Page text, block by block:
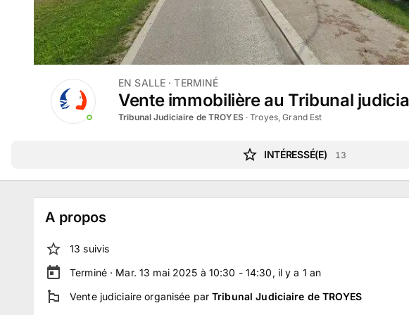
EN SALLE · TERMINÉ
Vente immobilière au Tribunal
Tribunal Judiciaire de TROYES·Troyes, Grand Est
INTÉRESSÉ(E) 13
A propos
13 suivis
Terminé · Mar. 13 mai 2025 à 10:30 - 14:30, il y a 1 an
Vente judiciaire organisée parTribunal Judiciaire de TROYES